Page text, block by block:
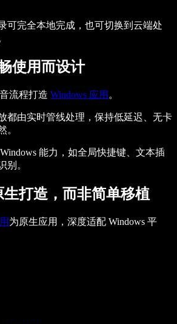
可完全本地完成，也可切换到云端处
使用而设计
流程打造 Windows 应用 。
都由实时管线处理，保持低延迟、无卡
。
能力，如全局快捷键、文本插
别。
生打造，而非简单移植
为原生应用，深度适配 Windows 平